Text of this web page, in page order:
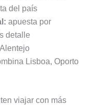
del país
apuesta por
detalle
Lisboa, Oporto
viajar con más